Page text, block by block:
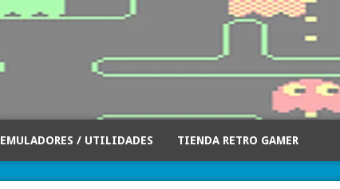
EMULADORES / UTILIDADES TIENDA RETRO GAMER